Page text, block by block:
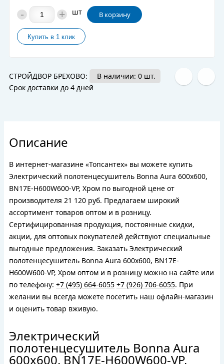
- + шт В корзину
СТРОЙДВОР БРЕХОВО:
В наличии: 0 шт.
Срок доставки до 4 дней
Описание
В интернет-магазине «Топсантех» вы можете купить
Электрический полотенцесушитель Bonna Aura 600x600,
BN17E-H600W600-VP, Хром по выгодной цене от
производителя 21 120 руб. Предлагаем широкий
ассортимент товаров оптом и в розницу.
Сертифицированная продукция, постоянные скидки,
акции, для оптовых покупателей действуют специальные
выгодные предложения. Заказать Электрический
полотенцесушитель Bonna Aura 600x600, BN17E-
H600W600-VP, Хром оптом и в розницу можно на сайте или
по телефону: +7 (495) 664-6055 +7 (926) 706-6055. При
желании вы всегда можете посетить наш офлайн-магазин
и оценить товар вживую.
Электрический
полотенцесушитель Bonna Aura
600x600, BN17E-H600W600-VP,